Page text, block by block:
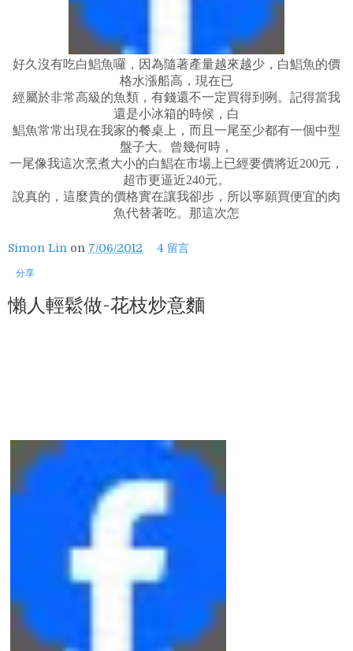
好久沒有吃白鯧魚囉，因為隨著產量越來越少，白鯧魚的價
格水漲船高，現在已
經屬於非常高級的魚類，有錢還不一定買得到咧。記得當我
還是小冰箱的時候，白
鯧魚常常出現在我家的餐桌上，而且一尾至少都有一個中型
盤子大。曾幾何時，
一尾像我這次烹煮大小的白鯧在市場上已經要價將近200元，
超市更逼近240元。
說真的，這麼貴的價格實在讓我卻步，所以寧願買便宜的肉
魚代替著吃。那這次怎
Simon Lin on 7/06/2012 4 留言
分享
懶人輕鬆做-花枝炒意麵